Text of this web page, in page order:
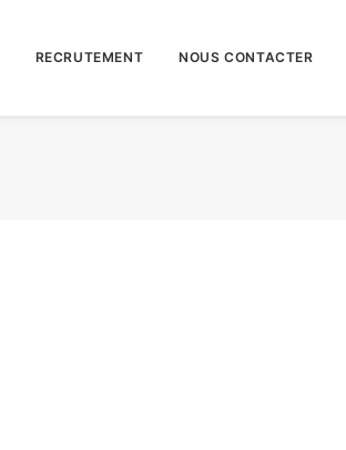
RECRUTEMENT NOUS CONTACTER